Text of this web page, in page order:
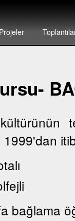
Projeler
bağlama